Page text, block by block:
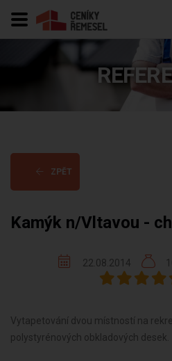
ZPĚT
Kamýk n/Vltavou -
22.08.2014
Vytapetování dvou místností na
polystyrénových obkladových desek.